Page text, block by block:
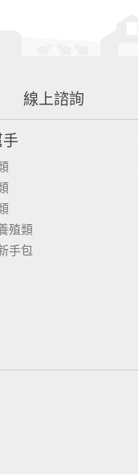
線上諮詢
殖類
手包